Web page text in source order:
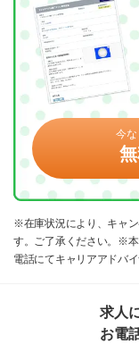
今な
※在庫状況により、キャ
す。ご了承ください。※
電話にてキャリアアドバ
求人
お電